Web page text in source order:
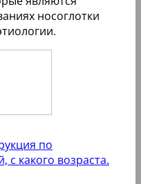
носоглотки
по
какого возраста.